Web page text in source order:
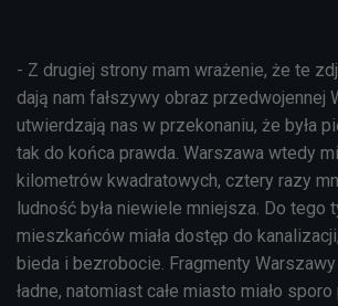
- Z drugiej strony mam wrażenie, że te
dają nam fałszywy obraz przedwojennej
utwierdzają nas w przekonaniu, że była
tak do końca prawda. Warszawa wtedy
kilometrów kwadratowych, cztery razy
ludność była niewiele mniejsza. Do tego
mieszkańców miała dostęp do
bieda i bezrobocie. Fragmenty Warszawy
ładne, natomiast całe miasto miało